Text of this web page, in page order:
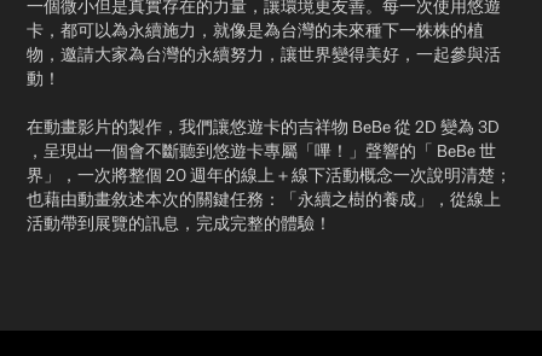
一個微小但是真實存在的力量，讓環境更友善。每一次使用悠遊
卡，都可以為永續施力，就像是為台灣的未來種下一株株的植
物，邀請大家為台灣的永續努力，讓世界變得美好，一起參與活
動！​
在動畫影片的製作，我們讓悠遊卡的吉祥物 BeBe 從 2D 變為 3D
，呈現出一個會不斷聽到悠遊卡專屬「嗶！」聲響的「 BeBe 世
界」，一次將整個 20 週年的線上＋線下活動概念一次說明清楚；
也藉由動畫敘述本次的關鍵任務：「永續之樹的養成」，從線上
活動帶到展覽的訊息，完成完整的體驗！​